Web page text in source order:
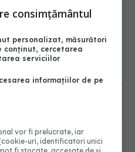
din platformele medicale
21:00
PE:
consimțământul
personalizat, măsurători
conținut, cercetarea
serviciilor
informațiilor de pe
vor fi prelucrate, iar
uri, identificatori unici